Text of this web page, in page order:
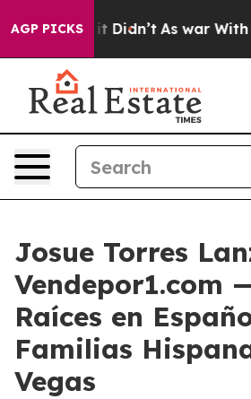
AGP PICKS
Well, it Didn’t As war With Iran
Josue Torres
Vendepor1.com
Raíces en
Familias
Vegas